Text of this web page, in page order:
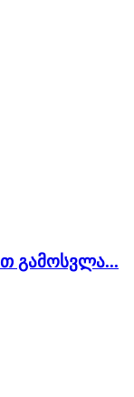
გამოსვლა...